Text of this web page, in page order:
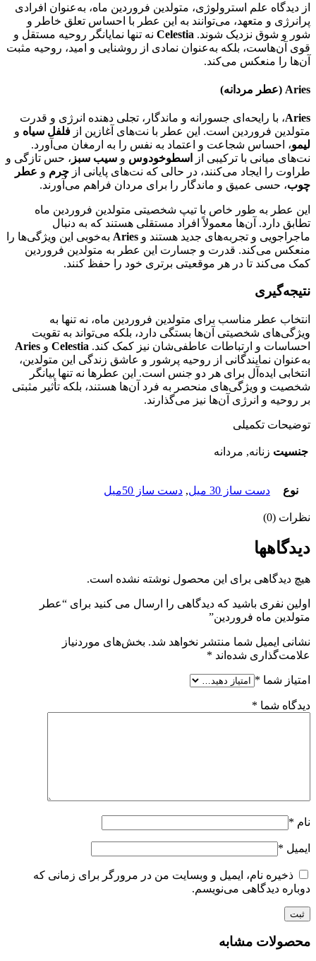
از دیدگاه علم استرولوژی، متولدین فروردین ماه، به‌عنوان افرادی
پرانرژی و متعهد، می‌توانند به این عطر با احساس تعلق خاطر و
شور و شوق نزدیک شوند. Celestia نه تنها نمایانگر روحیه مستقل و
قوی آن‌هاست، بلکه به‌عنوان نمادی از روشنایی و امید، روحیه مثبت
آن‌ها را منعکس می‌کند.
Aries (عطر مردانه)
Aries، با رایحه‌ای جسورانه و ماندگار، تجلی دهنده انرژی و قدرت
متولدین فروردین است. این عطر با نت‌های آغازین از فلفل سیاه و
لیمو، احساس شجاعت و اعتماد به نفس را به ارمغان می‌آورد.
نت‌های میانی با ترکیبی از
اسطوخودوس و سیب سبز ، حس تازگی و
طراوت را ایجاد می‌کنند، در حالی که نت‌های پایانی از چرم و عطر
چوب، حسی عمیق و ماندگار را برای مردان فراهم می‌آورند.
این عطر به طور خاص با تیپ شخصیتی متولدین فروردین ماه
تطابق دارد. آن‌ها معمولاً افراد مستقلی هستند که به دنبال
ماجراجویی و تجربه‌های جدید هستند و Aries به‌خوبی این ویژگی‌ها را
منعکس می‌کند. قدرت و جسارت این عطر به متولدین فروردین
کمک می‌کند تا در هر موقعیتی برتری خود را حفظ کنند.
نتیجه‌گیری
انتخاب عطر مناسب برای متولدین فروردین ماه، نه تنها به
ویژگی‌های شخصیتی آن‌ها بستگی دارد، بلکه می‌تواند به تقویت
احساسات و ارتباطات عاطفی‌شان نیز کمک کند. Celestia و Aries
به‌عنوان نمایندگانی از روحیه پرشور و عاشق زندگی این متولدین،
انتخابی ایده‌آل برای هر دو جنس است. این عطرها نه تنها بیانگر
شخصیت و ویژگی‌های منحصر به فرد آن‌ها هستند، بلکه تأثیر مثبتی
بر روحیه و انرژی آن‌ها نیز می‌گذارند.
توضیحات تکمیلی
جنسیت زنانه, مردانه
نوع دست ساز 30 میل , دست ساز 50میل
نظرات (0)
دیدگاهها
هیچ دیدگاهی برای این محصول نوشته نشده است.
اولین نفری باشید که دیدگاهی را ارسال می کنید برای “عطر
متولدین ماه فروردین”
نشانی ایمیل شما منتشر نخواهد شد. بخش‌های موردنیاز
علامت‌گذاری شده‌اند *
امتیاز شما *
دیدگاه شما *
نام *
ایمیل *
ذخیره نام، ایمیل و وبسایت من در مرورگر برای زمانی که
دوباره دیدگاهی می‌نویسم.
محصولات مشابه